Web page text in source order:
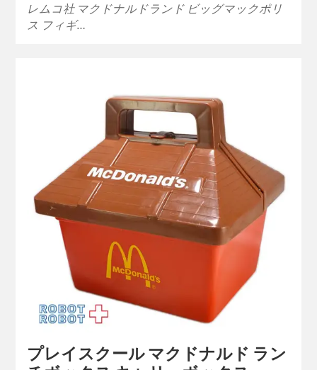
レムコ社 マクドナルドランド ビッグマックポリ
ス フィギ…
プレイスクール マクドナルド ラン